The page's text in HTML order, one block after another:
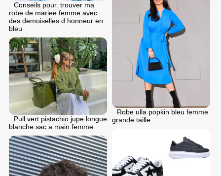
Conseils pour. trouver ma
robe de mariee femme avec
des demoiselles d honneur en
bleu
Robe ulla popkin bleu femme
grande taille
Pull vert pistachio jupe longue
blanche sac a main femme